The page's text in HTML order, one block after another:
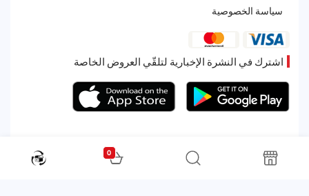
سياسة الخصوصية
اشترك في النشرة الإخبارية لتلقّي العروض الخاصة
All rights reserved. Powered by Martoo © 2026
0